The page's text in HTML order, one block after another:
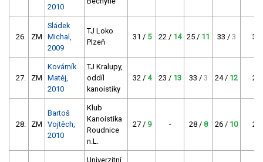
2010
26. ZM
Sládek
Michal,
2009
TJ Loko
Plzeň
31 / 5 22 / 14 25 / 11 33 / 3 30
27. ZM
Kovárník
Matěj,
2010
TJ Kralupy,
oddíl
kanoistiky
32 / 4 23 / 13 33 / 3 24 / 12 29
28. ZM
Bartoš
Vojtěch,
2010
Klub
Kanoistika
Roudnice
n.L.
27 / 9 - 28 / 8 26 / 10 27
Univerzitní